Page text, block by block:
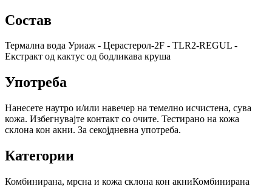
Состав
Термална вода Уриаж - Церастерол-2F - TLR2-REGUL -
Екстракт од кактус од бодликава круша
Употреба
Нанесете наутро и/или навечер на темелно исчистена, сува
кожа. Избегнувајте контакт со очите. Тестирано на кожа
склона кон акни. За секојдневна употреба.
Категории
Комбинирана, мрсна и кожа склона кон акниКомбинирана